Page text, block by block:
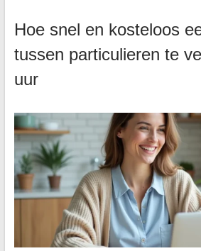
Hoe snel en kosteloos
tussen particulieren te
uur